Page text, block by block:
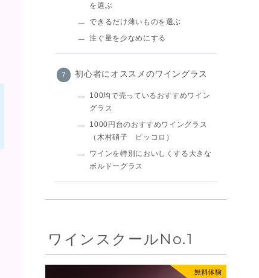
を選ぶ
できるだけ薄いものを選ぶ
注ぐ量を少なめにする
初心者にオススメのワイングラス
100均で売っているおすすめワイン
グラス
1000円台のおすすめワイングラス
（木村硝子 ピッコロ）
ワインを特別においしくする大きな
ボルドーグラス
ワインスクールNo.1